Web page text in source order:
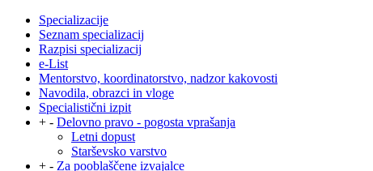
Specializacije
Seznam specializacij
Razpisi specializacij
e-List
Mentorstvo, koordinatorstvo, nadzor kakovosti
Navodila, obrazci in vloge
Specialistični izpit
+ - Delovno pravo - pogosta vprašanja
Letni dopust
Starševsko varstvo
+ - Za pooblaščene izvajalce